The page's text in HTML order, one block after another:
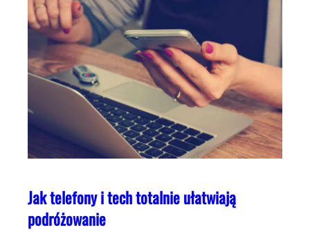
Jak telefony i tech totalnie ułatwiają
podróżowanie